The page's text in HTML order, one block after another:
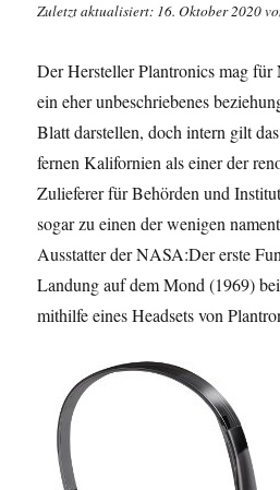
Zuletzt aktualisiert: 16. Oktober 2020
Der Hersteller Plantronics mag
ein eher unbeschriebenes
Blatt darstellen, doch intern gilt
fernen Kalifornien als einer der
Zulieferer für Behörden und
sogar zu einen der wenigen
Ausstatter der NASA:Der erste
Landung auf dem Mond (1969)
mithilfe eines Headsets von